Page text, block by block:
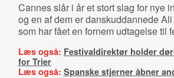
Cannes slår i år et stort slag for nye
og en af dem er danskuddannede
som har fået en fornem udtagelse til
Læs også: Festivaldirektør holder
for Trier
Læs også: Spanske stjerner åbner